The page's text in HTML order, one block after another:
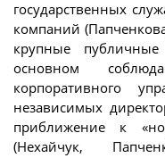
государственных
компаний
крупные
основном
корпоративного
независимых
приближение к
(Нехайчук,